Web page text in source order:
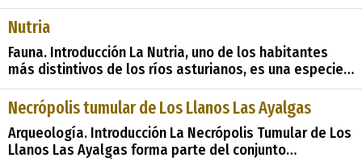
un fascinante sitio arqueológico que nos permite
adentrarnos en la historia ancestral de Asturias. En
este reportaje, exploraremos su contexto histórico,
detalles físicos, s
Nutria
Fauna. Introducción La Nutria, uno de los habitantes
más distintivos de los ríos asturianos, es una especie
emblemática que contribuye significativamente al
patrimonio natural de la región. En este análisis,
exploraremos en detalle sus características físicas, su
h&#
Necrópolis tumular de Los Llanos Las Ayalgas
Arqueología. Introducción La Necrópolis Tumular de Los
Llanos Las Ayalgas forma parte del conjunto